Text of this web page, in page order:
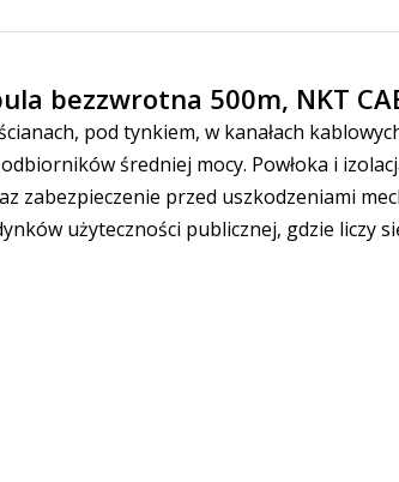
bezzwrotna 500m, NKT
pod tynkiem, w kanałach
średniej mocy. Powłoka i
zabezpieczenie przed uszkodzeniami
użyteczności publicznej, gdzie liczy